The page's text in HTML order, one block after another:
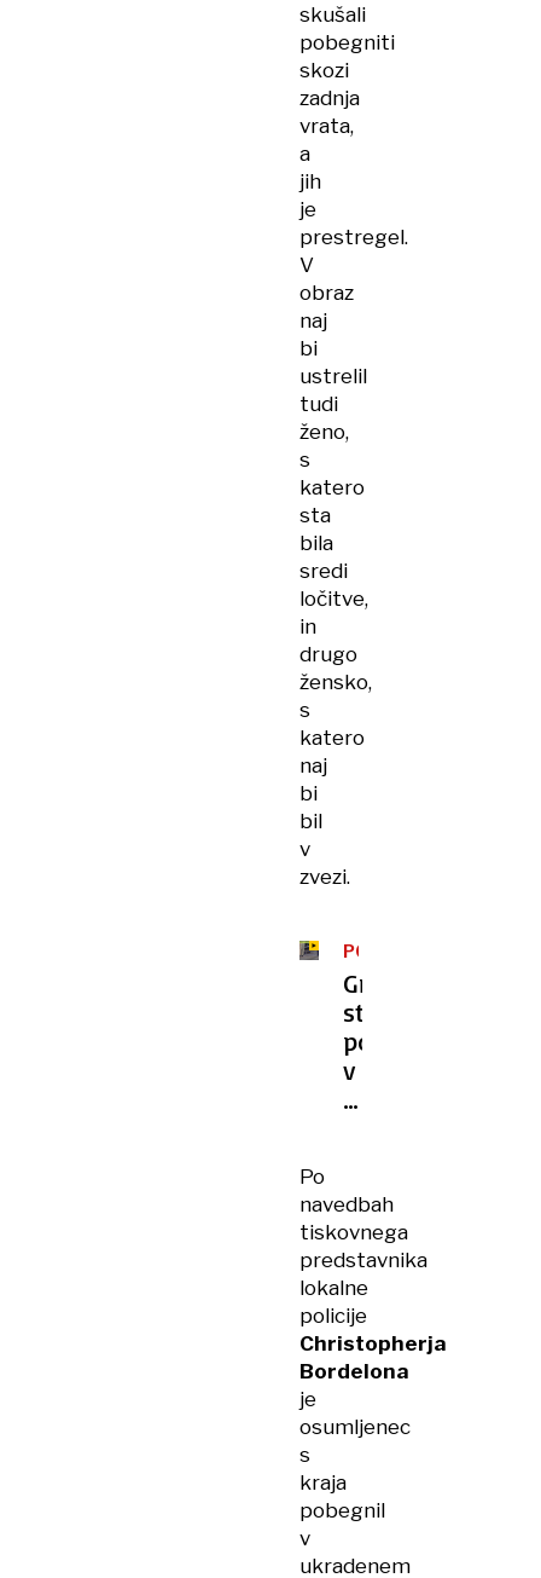
skušali
pobegniti
skozi
zadnja
vrata,
a
jih
je
prestregel.
V
obraz
naj
bi
ustrelil
tudi
ženo,
s
katero
sta
bila
sredi
ločitve,
in
drugo
žensko,
s
katero
naj
bi
bil
v
zvezi.
POKOL
Grozovit
strelski
pohod
v
ZDA:
otrok
Po
navedbah
tiskovnega
predstavnika
lokalne
policije
Christopherja
Bordelona
je
osumljenec
s
kraja
pobegnil
v
ukradenem